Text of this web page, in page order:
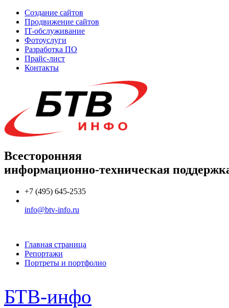
Создание сайтов
Продвижение сайтов
IT-обслуживание
Фотоуслуги
Разработка ПО
Прайс-лист
Контакты
Всесторонняя
информационно-техническая
+7 (495) 645-2535
info@btv-info.ru
Главная страница
Репортажи
Портреты и портфолио
БТВ-инфо